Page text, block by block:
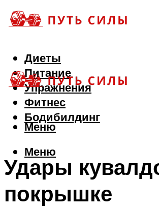
Диеты
Питание
Упражнения
Фитнес
Бодибилдинг
Меню
Меню
Удары
покрышке